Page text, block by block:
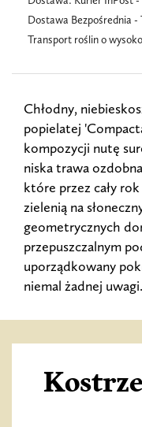
Dostawa Bezpośrednia
Transport roślin o
Chłodny,
popielatej
kompozycji nutę
niska trawa
które przez cały
zielenią na
geometrycznych
przepuszczalnym
uporządkowany
niemal żadnej uwagi.